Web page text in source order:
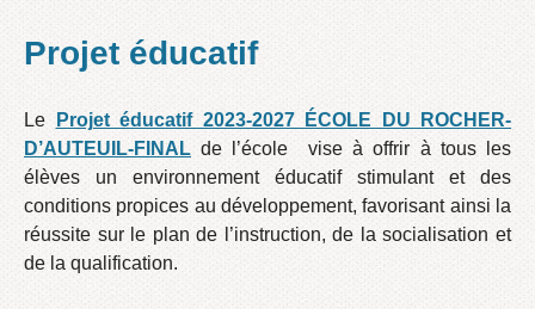
Projet éducatif
Le Projet éducatif 2023-2027 ÉCOLE DU ROCHER-
D’AUTEUIL-FINAL de l’école vise à offrir à tous les
élèves un environnement éducatif stimulant et des
conditions propices au développement, favorisant ainsi la
réussite sur le plan de l’instruction, de la socialisation et
de la qualification.